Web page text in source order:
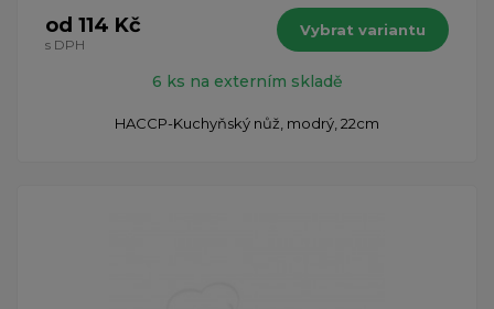
od 114 Kč
s DPH
Vybrat variantu
6 ks na externím skladě
HACCP-Kuchyňský nůž, modrý, 22cm